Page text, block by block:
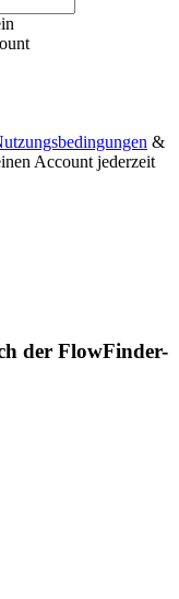
&
Account jederzeit
der FlowFinder-